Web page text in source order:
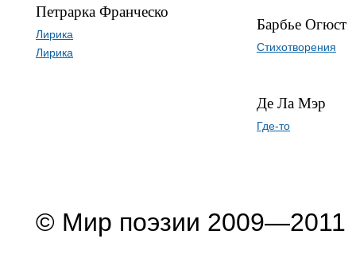
Петрарка Франческо
Лирика
Лирика
Барбье Огюст
Стихотворения
Де Ла Мэр
Где-то
© Мир поэзии 2009—2011